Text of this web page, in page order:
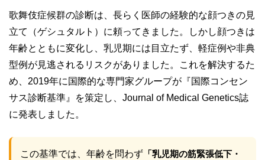
歌舞伎症候群の診断は、長らく医師の経験的な顔つきの見
立て（ゲシュタルト）に頼ってきました。しかし顔つきは
年齢とともに変化し、乳児期には目立たず、軽症例や非典
型例が見逃されるリスクがありました。これを解決するた
め、2019年に国際的な専門家グループが『国際コンセン
サス診断基準』を策定し、Journal of Medical Genetics誌
に発表しました。
この基準では、年齢を問わず 「乳児期の筋緊張低下・